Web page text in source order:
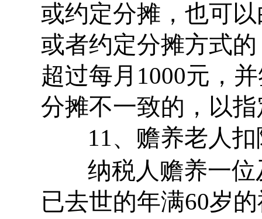
或约定分摊，也可
或者约定分摊方式
超过每月1000元，
分摊不一致的，以
11、赡养老人扣
纳税人赡养一位
已去世的年满60岁